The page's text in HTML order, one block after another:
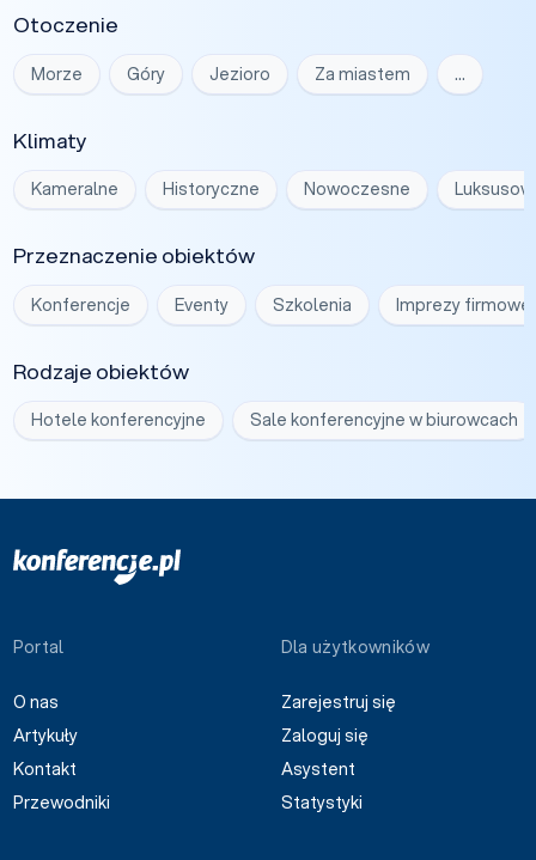
Otoczenie
Morze Góry Jezioro Za miastem …
Klimaty
Kameralne Historyczne Nowoczesne
Przeznaczenie obiektów
Konferencje Eventy Szkolenia Imprezy firmowe
Rodzaje obiektów
Hotele konferencyjne Sale konferencyjne w biurowcach
Portal
O nas
Artykuły
Kontakt
Przewodniki
Dla użytkowników
Zarejestruj się
Zaloguj się
Asystent
Statystyki